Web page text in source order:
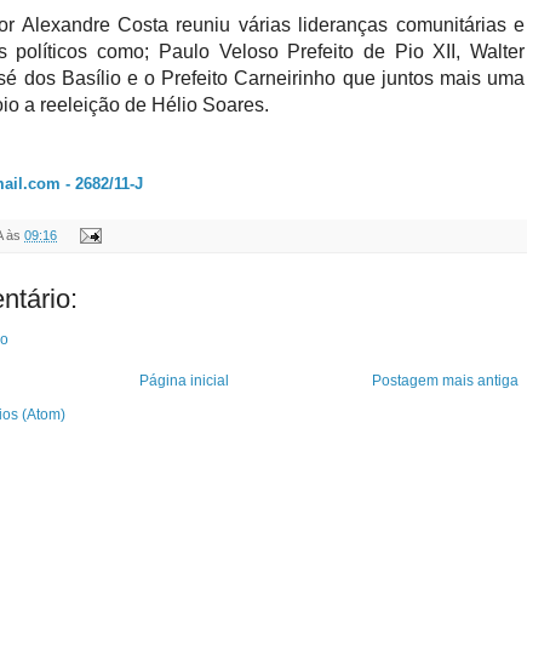
Alexandre Costa reuniu várias lideranças comunitárias e
políticos como; Paulo Veloso Prefeito de Pio XII, Walter
dos Basílio e o Prefeito Carneirinho que juntos mais uma
a reeleição de Hélio Soares.
- 2682/11-J
às 09:16
Postagem mais antiga
Página inicial
(Atom)